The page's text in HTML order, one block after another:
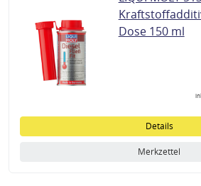
Dose 150 ml
Details
Merkzettel